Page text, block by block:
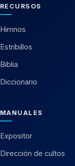
RECURSOS
Himnos
Estribillos
Biblia
Diccionario
MANUALES
Expositor
Dirección de cultos